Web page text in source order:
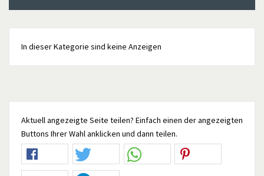
In dieser Kategorie sind keine Anzeigen
Aktuell angezeigte Seite teilen? Einfach einen der angezeigten
Buttons Ihrer Wahl anklicken und dann teilen.